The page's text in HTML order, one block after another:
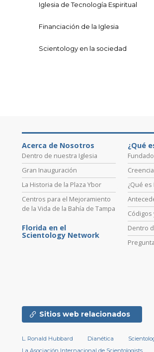
Iglesia de Tecnología Espiritual
Financiación de la Iglesia
Scientology en la sociedad
Acerca de Nosotros
Dentro de nuestra Iglesia
Gran Inauguración
La Historia de la Plaza Ybor
Centros para el Mejoramiento
de la Vida de la Bahía de Tampa
Florida en el
Scientology Network
¿Qué
¿Qué
Códigos
Dentro
Sitios web relacionados
L. Ronald Hubbard Dianética
La Asociación Internacional de Scientologists